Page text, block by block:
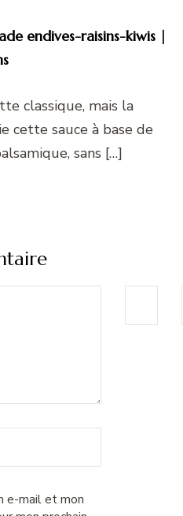
endives-raisins-kiwis |
classique, mais la
cette sauce à base de
sans […]
e-mail et mon